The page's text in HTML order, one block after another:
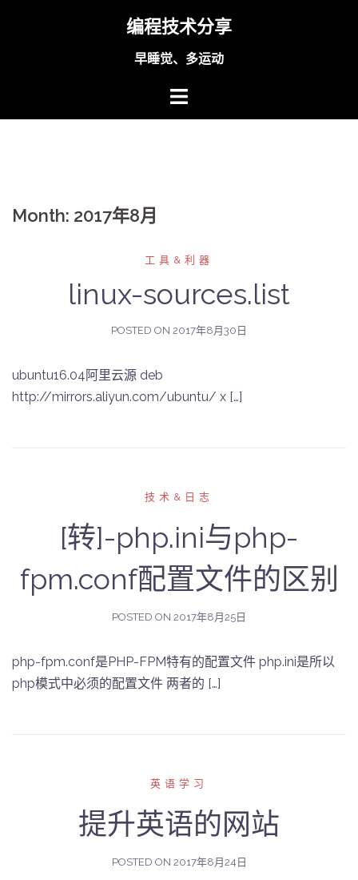
编程技术分享
早睡觉、多运动
Month: 2017年8月
工具&利器
linux-sources.list
POSTED ON 2017年8月30日
ubuntu16.04阿里云源 deb
http://mirrors.aliyun.com/ubuntu/ x […]
技术&日志
[转]-php.ini与php-
fpm.conf配置文件的区别
POSTED ON 2017年8月25日
php-fpm.conf是PHP-FPM特有的配置文件 php.ini是所以
php模式中必须的配置文件 两者的 […]
英语学习
提升英语的网站
POSTED ON 2017年8月24日